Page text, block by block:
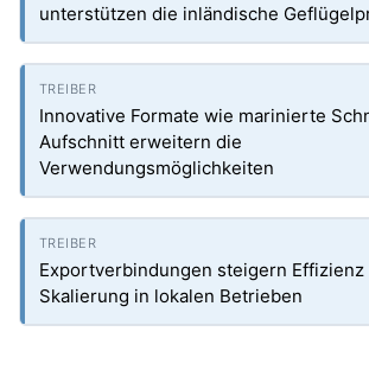
unterstützen die inländische
Innovative Formate wie marinierte
Aufschnitt erweitern die
Verwendungsmöglichkeiten
Exportverbindungen steigern Effizienz
Skalierung in lokalen Betrieben